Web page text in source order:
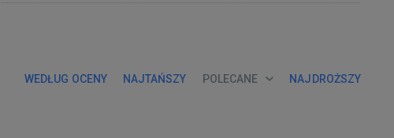
WEDŁUG OCENY NAJTAŃSZY POLECANE NAJDROŻSZY